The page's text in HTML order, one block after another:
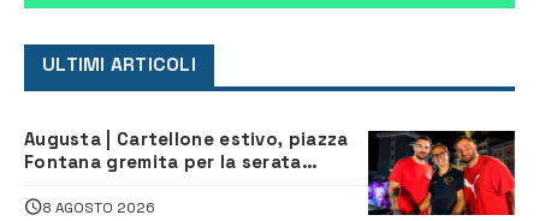
ULTIMI ARTICOLI
Augusta | Cartellone estivo, piazza
Fontana gremita per la serata
8 AGOSTO 2026